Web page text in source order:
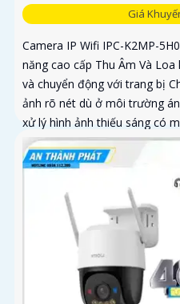
Giá
Camera IP Wifi IPC-K2MP-
năng cao cấp Thu Âm Và
và chuyển động với trang bị
ảnh rõ nét dù ở môi trường
xử lý hình ảnh thiếu sáng có
ảnh sắc nét